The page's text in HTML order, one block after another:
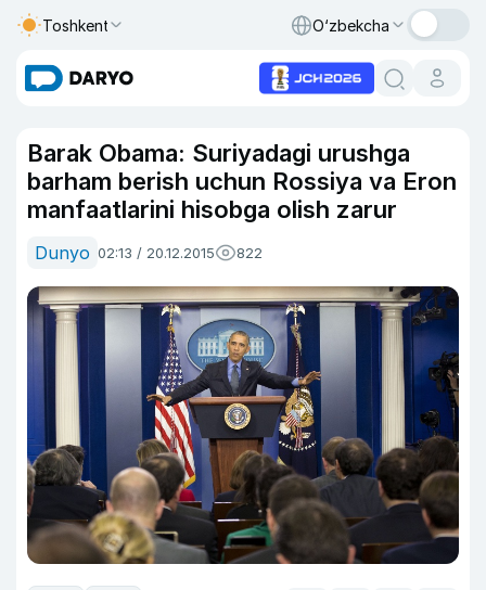
Toshkent O‘zbekcha
Barak Obama: Suriyadagi urushga
barham berish uchun Rossiya va Eron
manfaatlarini hisobga olish zarur
Dunyo 02:13 / 20.12.2015 822